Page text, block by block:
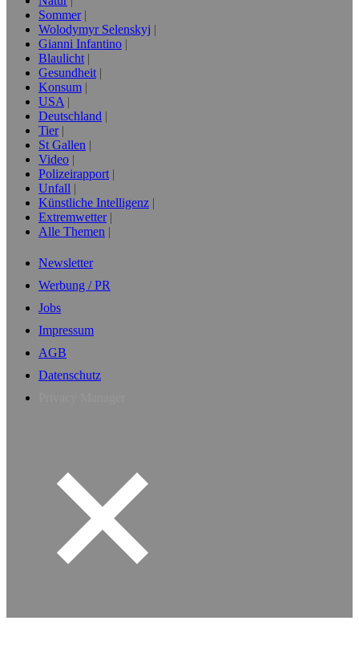
Sommer
Wolodymyr Selenskyj
Gianni Infantino
Blaulicht
Gesundheit
Konsum
USA
Deutschland
Tier
St Gallen
Video
Polizeirapport
Unfall
Künstliche Intelligenz
Extremwetter
Alle Themen
Newsletter
Werbung / PR
Jobs
Impressum
AGB
Datenschutz